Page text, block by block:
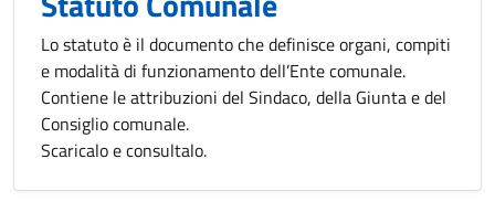
Lo statuto è il documento che definisce organi, compiti
e modalità di funzionamento dell’Ente comunale.
Contiene le attribuzioni del Sindaco, della Giunta e del
Consiglio comunale.
Scaricalo e consultalo.